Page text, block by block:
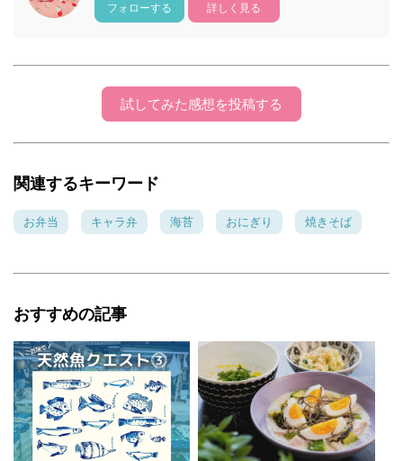
フォローする 詳しく見る
試してみた感想を投稿する
関連するキーワード
お弁当 キャラ弁 海苔 おにぎり 焼きそば
おすすめの記事